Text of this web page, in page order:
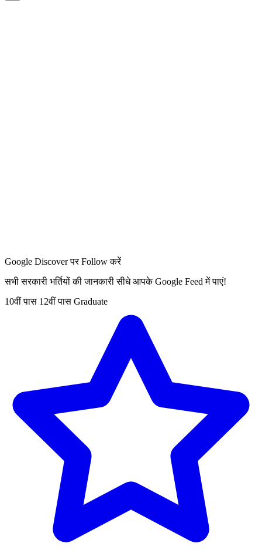
Google Discover पर Follow करें
सभी सरकारी भर्तियों की जानकारी सीधे आपके Google Feed में पाएं!
10वीं पास 12वीं पास Graduate